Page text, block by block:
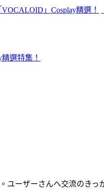
」Cosplay精選！
選特集！
ユーザーさんへ交流のき